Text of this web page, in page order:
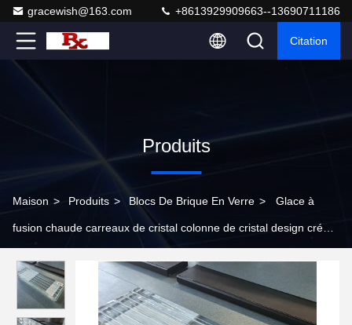
gracewish@163.com +8613929909663--13690711186
Citation
Produits
Maison > Produits > Blocs De Brique En Verre > Glace à
fusion chaude carreaux de cristal colonne de cristal design créatif